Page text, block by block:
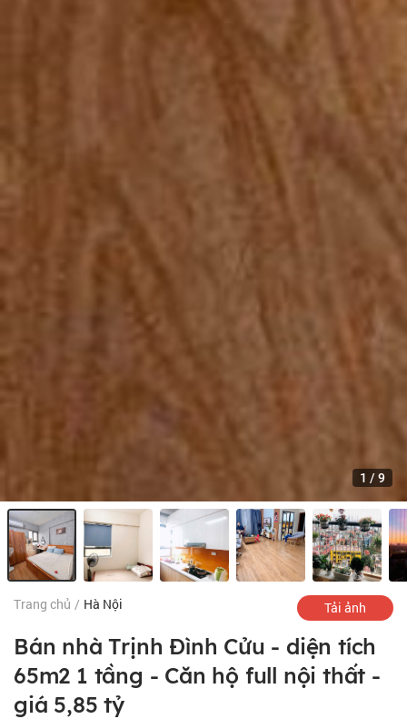
1 / 9
Trang chủ / Hà Nội Tải ảnh
Bán nhà Trịnh Đình Cửu - diện tích
65m2 1 tầng - Căn hộ full nội thất -
giá 5,85 tỷ